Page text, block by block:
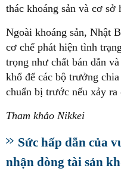
thác khoáng sản và cơ sở
Ngoài khoáng sản, Nhật
cơ chế phát hiện tình
trọng như chất bán dẫn
khổ để các bộ trưởng
chuẩn bị trước nếu xảy
Tham khảo Nikkei
Sức hấp dẫn của
nhận dòng tài sản